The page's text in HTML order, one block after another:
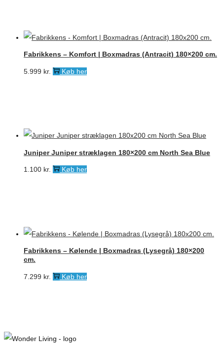
Fabrikkens – Komfort | Boxmadras (Antracit) 180×200 cm.
5.999 kr. Køb her
Juniper Juniper stræklagen 180×200 cm North Sea Blue
1.100 kr. Køb her
Fabrikkens – Kølende | Boxmadras (Lysegrå) 180×200
cm.
7.299 kr. Køb her